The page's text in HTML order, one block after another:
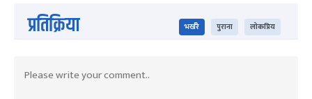
प्रतिक्रिया भर्खरै पुराना लोकप्रिय